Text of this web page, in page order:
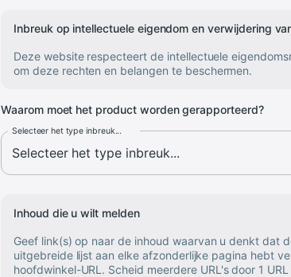
Inbreuk op intellectuele eigendom en verwijdering
Deze website respecteert de intellectuele
om deze rechten en belangen te beschermen.
Waarom moet het product worden gerapporteerd?
Selecteer het type inbreuk...
Inhoud die u wilt melden
Geef link(s) op naar de inhoud waarvan u denkt dat
uitgebreide lijst aan elke afzonderlijke pagina hebt
hoofdwinkel-URL. Scheid meerdere URL's door 1